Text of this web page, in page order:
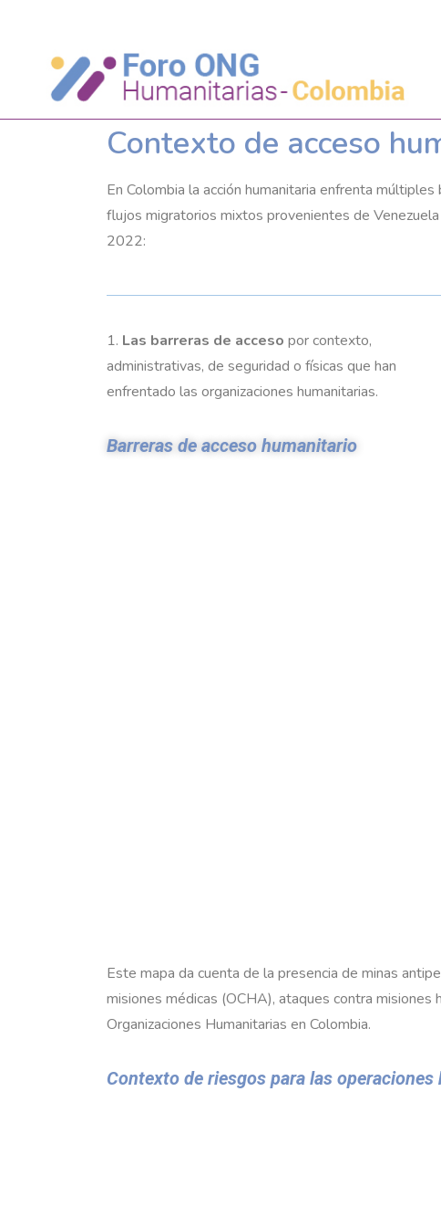
Contexto de acceso
En Colombia la acción humanitaria enfrenta
flujos migratorios mixtos provenientes de
2022:
1. Las barreras de acceso por contexto,
administrativas, de seguridad o físicas que han
enfrentado las organizaciones humanitarias.
Barreras de acceso humanitario
Este mapa da cuenta de la presencia de minas
misiones médicas (OCHA), ataques contra
Organizaciones Humanitarias en Colombia.
Contexto de riesgos para las